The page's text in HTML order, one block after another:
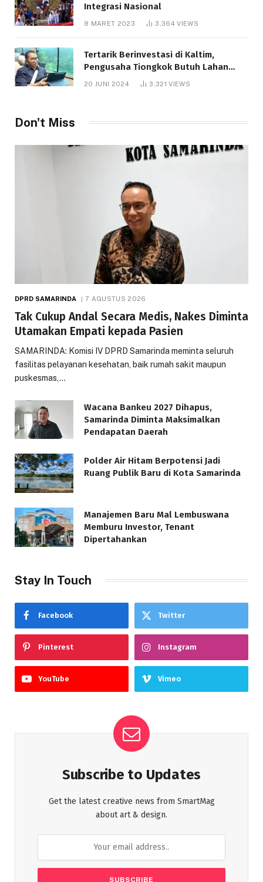
Integrasi Nasional
8 MARET 2023 3,364VIEWS
Tertarik Berinvestasi di Kaltim,
Pengusaha Tiongkok Butuh Lahan
1.000 Hektare
20 JUNI 2024 3,321VIEWS
Don't Miss
DPRD SAMARINDA 7 AGUSTUS 2026
Tak Cukup Andal Secara Medis, Nakes Diminta
Utamakan Empati kepada Pasien
SAMARINDA: Komisi IV DPRD Samarinda meminta seluruh
fasilitas pelayanan kesehatan, baik rumah sakit maupun
puskesmas,…
Wacana Bankeu 2027 Dihapus,
Samarinda Diminta Maksimalkan
Pendapatan Daerah
Polder Air Hitam Berpotensi Jadi
Ruang Publik Baru di Kota Samarinda
Manajemen Baru Mal Lembuswana
Memburu Investor, Tenant
Dipertahankan
Stay In Touch
Facebook Twitter
Pinterest Instagram
YouTube Vimeo
Subscribe to Updates
Get the latest creative news from SmartMag
about art & design.